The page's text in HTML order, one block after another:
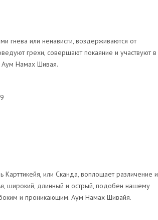
гнева или ненависти, воздерживаются от
грехи, совершают покаяние и участвуют в
Аум Намах Шивая.
или Сканда, воплощает различение и
широкий, длинный и острый, подобен нашему
и проникающим. Аум Намах Шивайя.